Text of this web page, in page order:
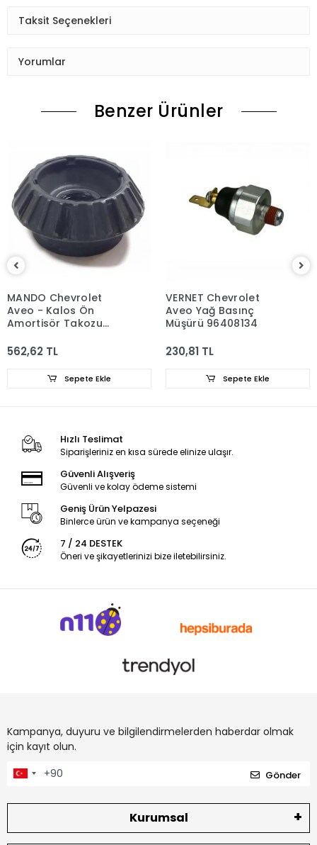
Taksit Seçenekleri
Yorumlar
Benzer Ürünler
MANDO Chevrolet
Aveo - Kalos Ön
Amortisör Takozu
562,62 TL
Sepete Ekle
VERNET Chevrolet
Aveo Yağ Basınç
Müşürü 96408134
230,81 TL
Sepete Ekle
Hızlı Teslimat
Siparişleriniz en kısa sürede elinize ulaşır.
Güvenli Alışveriş
Güvenli ve kolay ödeme sistemi
Geniş Ürün Yelpazesi
Binlerce ürün ve kampanya seçeneği
7 / 24 DESTEK
Öneri ve şikayetlerinizi bize iletebilirsiniz.
Kampanya, duyuru ve bilgilendirmelerden haberdar olmak
için kayıt olun.
Gönder
Kurumsal